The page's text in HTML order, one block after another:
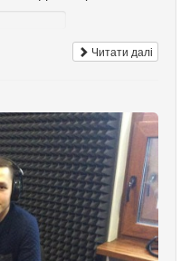
Читати далі